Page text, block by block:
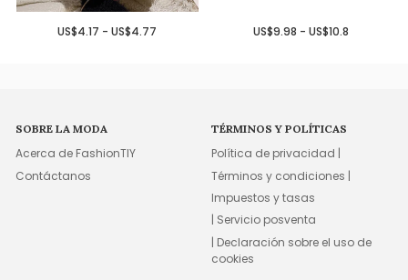
US$4.17 - US$4.77 US$9.98 - US$10.8
SOBRE LA MODA
Acerca de FashionTIY
Contáctanos
TÉRMINOS Y POLÍTICAS
Política de privacidad |
Términos y condiciones |
Impuestos y tasas
| Servicio posventa
| Declaración sobre el uso de
cookies